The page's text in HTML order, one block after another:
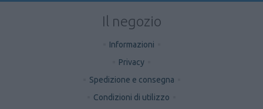
Il negozio
Informazioni
Privacy
Spedizione e consegna
Condizioni di utilizzo